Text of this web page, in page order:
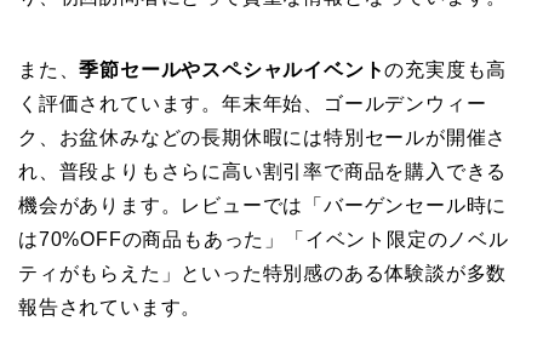
また、季節セールやスペシャルイベントの充実度も高
く評価されています。年末年始、ゴールデンウィー
ク、お盆休みなどの長期休暇には特別セールが開催さ
れ、普段よりもさらに高い割引率で商品を購入できる
機会があります。レビューでは「バーゲンセール時に
は70%OFFの商品もあった」「イベント限定のノベル
ティがもらえた」といった特別感のある体験談が多数
報告されています。